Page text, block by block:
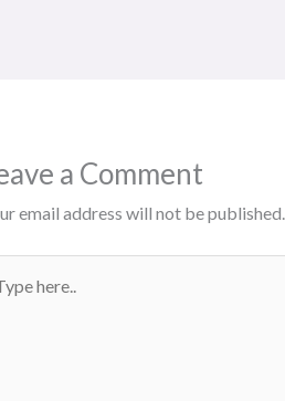
a Comment
email address will not be published.